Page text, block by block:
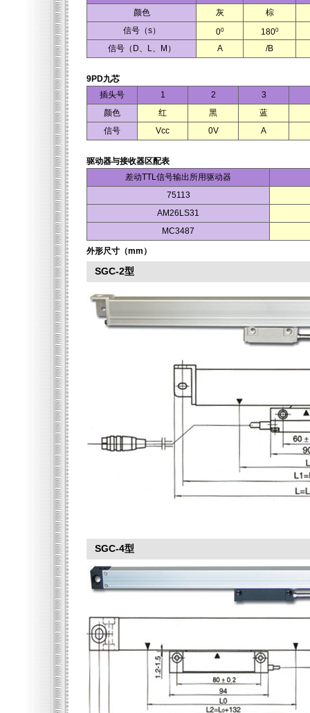
颜色
灰
棕
信号（s）
00 1800
信号（D、L、M） A /B
9PD九芯
插头号
1 2
3
颜色
红 黑
蓝
信号
Vcc 0V A
驱动器与接收器区配表
差动TTL信号输出所用驱动器
75113
AM26LS31
MC3487
外形尺寸（mm）
SGC-2型
SGC-4型